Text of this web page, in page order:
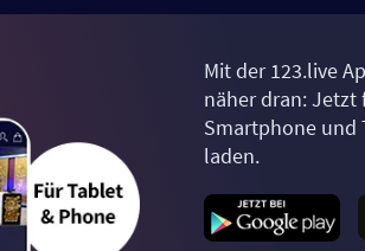
Mit der 123.live
näher dran: Jetzt
Smartphone und
laden.